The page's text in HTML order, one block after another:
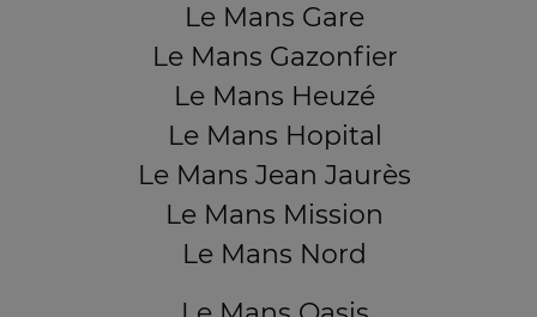
Le Mans Gare
Le Mans Gazonfier
Le Mans Heuzé
Le Mans Hopital
Le Mans Jean Jaurès
Le Mans Mission
Le Mans Nord